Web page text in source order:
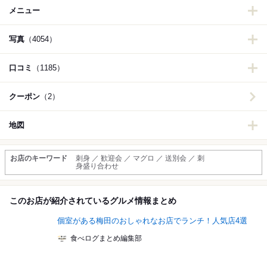
メニュー
写真 （4054）
口コミ （1185）
クーポン （2）
地図
お店のキーワード
刺身 ／ 歓迎会 ／ マグロ ／ 送別会 ／ 刺
身盛り合わせ
このお店が紹介されているグルメ情報まとめ
個室がある梅田のおしゃれなお店でランチ！人気店4選
食べログまとめ編集部